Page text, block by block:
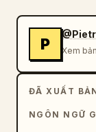
P Xem
ĐÃ XUẤT
NGÔN NGỮ